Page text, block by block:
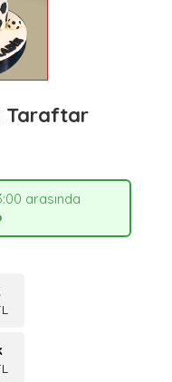
Taraftar
arasında